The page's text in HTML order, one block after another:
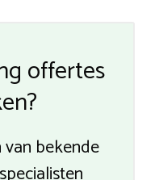
offertes
bekende